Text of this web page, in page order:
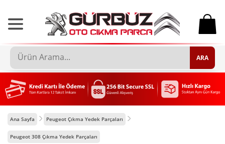
0
ARA
Ana Sayfa Peugeot Çıkma Yedek Parçaları
Peugeot 308 Çıkma Yedek Parçaları